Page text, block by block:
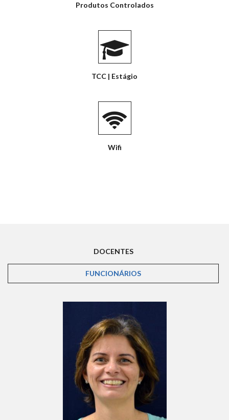
Produtos Controlados
TCC | Estágio
Wifi
DOCENTES
FUNCIONÁRIOS